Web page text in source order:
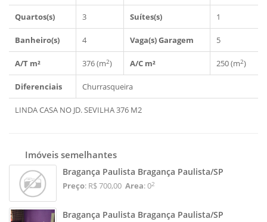
Quartos(s) 3 Suítes(s) 1
Banheiro(s) 4 Vaga(s) Garagem 5
A/T m² 376 (m2) A/C m² 250 (m2)
Diferenciais Churrasqueira
LINDA CASA NO JD. SEVILHA 376 M2
Imóveis semelhantes
Bragança Paulista Bragança Paulista/SP
Preço: R$ 700,00 Area: 02
Bragança Paulista Bragança Paulista/SP